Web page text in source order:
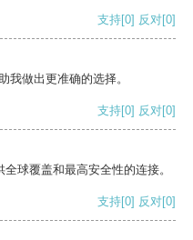
支持[0] 反对[0]
我做出更准确的选择。
支持[0] 反对[0]
球覆盖和最高安全性的连接。
支持[0] 反对[0]